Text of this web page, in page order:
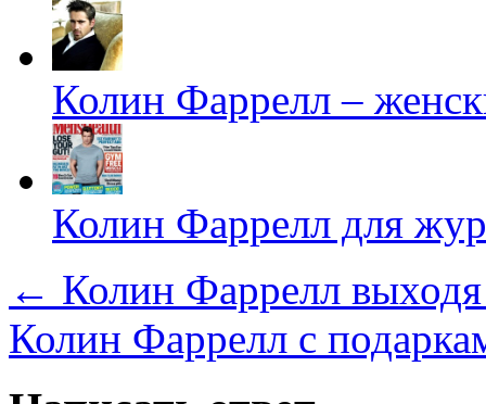
Колин Фаррелл –
Колин Фаррелл для
← Колин Фаррелл выходя
Колин Фаррелл с